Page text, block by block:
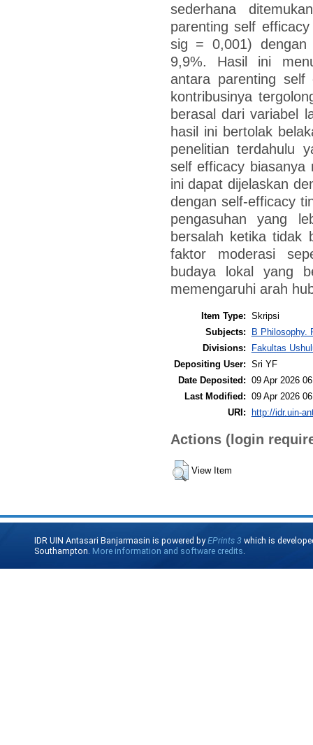
sederhana
parenting self
sig = 0,001) dengan
9,9%. Hasil ini
antara parenting
kontribusinya
berasal dari variabel
hasil ini bertolak
penelitian terdahulu
self efficacy biasanya
ini dapat dijelaskan
dengan self-efficacy
pengasuhan yang
bersalah ketika tidak
faktor moderasi
budaya lokal yang
memengaruhi arah
Item Type: Skripsi
Subjects:
B Philosophy.
Divisions:
Fakultas
Depositing User: Sri YF
Date Deposited: 09 Apr 2026
Last Modified: 09 Apr 2026
URI: http://idr.uin-
Actions (login
View Item
IDR UIN Antasari Banjarmasin is powered byEPrints 3 which is
Southampton. More information and software credits.